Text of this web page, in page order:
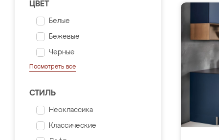
ЦВЕТ
Белые
Бежевые
Черные
Посмотреть все
СТИЛЬ
Неоклассика
Классические